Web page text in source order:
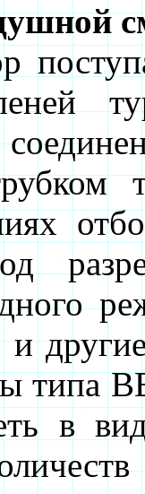
и
типа
в